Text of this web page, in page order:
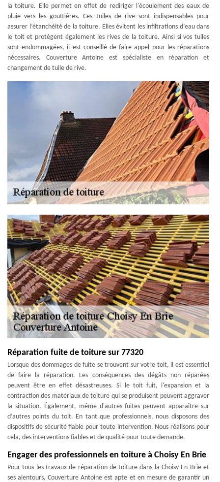
la toiture. Elle permet en effet de rediriger l'écoulement des eaux de
pluie vers les gouttières. Ces tuiles de rive sont indispensables pour
assurer l’étanchéité de la toiture. Elles évitent les infiltrations d’eau dans
le toit et protègent également les rives de la toiture. Ainsi si vos tuiles
sont endommagées, il est conseillé de faire appel pour les réparations
nécessaires. Couverture Antoine est spécialiste en réparation et
changement de tuile de rive.
Réparation fuite de toiture sur 77320
Lorsque des dommages de fuite se trouvent sur votre toit, il est essentiel
de faire la réparation. Les conséquences des dégâts non réparées
peuvent être en effet désastreuses. Si le toit fuit, l'expansion et la
contraction des matériaux de toiture qui se produisent peuvent aggraver
la situation. Également, même d'autres fuites peuvent apparaître sur
d’autres points du toit. En tant que professionnels, nous disposons des
dispositifs de sécurité fiable pour toute intervention. Nous réalisons pour
cela, des interventions fiables et de qualité pour toute demande.
Engager des professionnels en toiture à Choisy En Brie
Pour tous les travaux de réparation de toiture dans la Choisy En Brie et
ses alentours, Couverture Antoine est apte et en mesure de garantir un